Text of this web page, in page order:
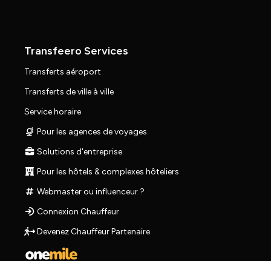
Transfeero Services
Transferts aéroport
Transferts de ville à ville
Service horaire
Pour les agences de voyages
Solutions d'entreprise
Pour les hôtels & complexes hôteliers
Webmaster ou influenceur ?
Connexion Chauffeur
Devenez Chauffeur Partenaire